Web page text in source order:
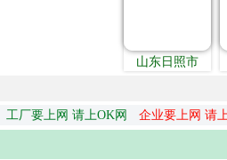
山东日照市
工厂要上网 请上OK网
企业要上网 请